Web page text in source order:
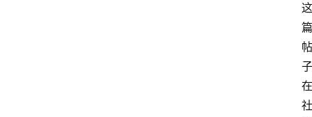
这
篇
帖
子
在
社